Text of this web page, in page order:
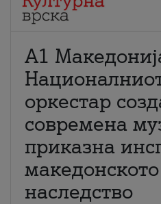
А1
оркестар
современа
приказна
наследство